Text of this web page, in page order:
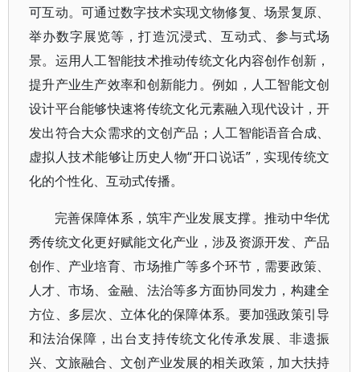
可互动。可通过数字技术实现文物修复、场景复原、
举办数字展览等，打造沉浸式、互动式、参与式场
景。运用人工智能技术推动传统文化内容创作创新，
提升产业生产效率和创新能力。例如，人工智能文创
设计平台能够快速将传统文化元素融入现代设计，开
发出符合大众需求的文创产品；人工智能语音合成、
虚拟人技术能够让历史人物“开口说话”，实现传统文
化的个性化、互动式传播。
完善保障体系，筑牢产业发展支撑。推动中华优
秀传统文化更好赋能文化产业，涉及资源开发、产品
创作、产业培育、市场推广等多个环节，需要政策、
人才、市场、金融、法治等多方面协同发力，构建全
方位、多层次、立体化的保障体系。要加强政策引导
和法治保障，出台支持传统文化传承发展、非遗振
兴、文旅融合、文创产业发展的相关政策，加大扶持